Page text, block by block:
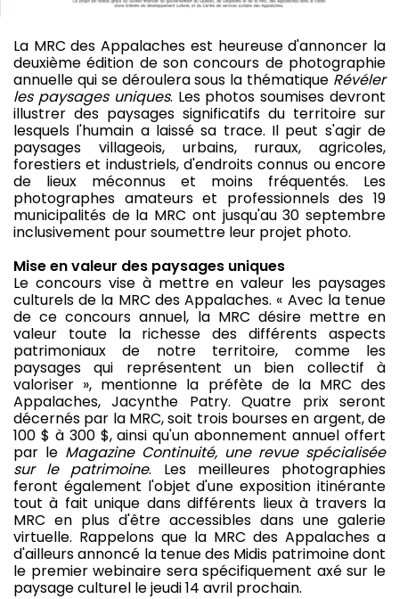
La MRC des Appalaches est heureuse d'annoncer la
deuxième édition de son concours de photographie
annuelle qui se déroulera sous la thématique Révéler
les paysages uniques. Les photos soumises devront
illustrer des paysages significatifs du territoire sur
lesquels l'humain a laissé sa trace. Il peut s'agir de
paysages villageois, urbains, ruraux, agricoles,
forestiers et industriels, d'endroits connus ou encore
de lieux méconnus et moins fréquentés. Les
photographes amateurs et professionnels des 19
municipalités de la MRC ont jusqu'au 30 septembre
inclusivement pour soumettre leur projet photo.
Mise en valeur des paysages uniques
Le concours vise à mettre en valeur les paysages
culturels de la MRC des Appalaches. « Avec la tenue
de ce concours annuel, la MRC désire mettre en
valeur toute la richesse des différents aspects
patrimoniaux de notre territoire, comme les
paysages qui représentent un bien collectif à
valoriser », mentionne la préfète de la MRC des
Appalaches, Jacynthe Patry. Quatre prix seront
décernés par la MRC, soit trois bourses en argent, de
100 $ à 300 $, ainsi qu'un abonnement annuel offert
par le Magazine Continuité, une revue spécialisée
sur le patrimoine. Les meilleures photographies
feront également l'objet d'une exposition itinérante
tout à fait unique dans différents lieux à travers la
MRC en plus d'être accessibles dans une galerie
virtuelle. Rappelons que la MRC des Appalaches a
d'ailleurs annoncé la tenue des Midis patrimoine dont
le premier webinaire sera spécifiquement axé sur le
paysage culturel le jeudi 14 avril prochain.